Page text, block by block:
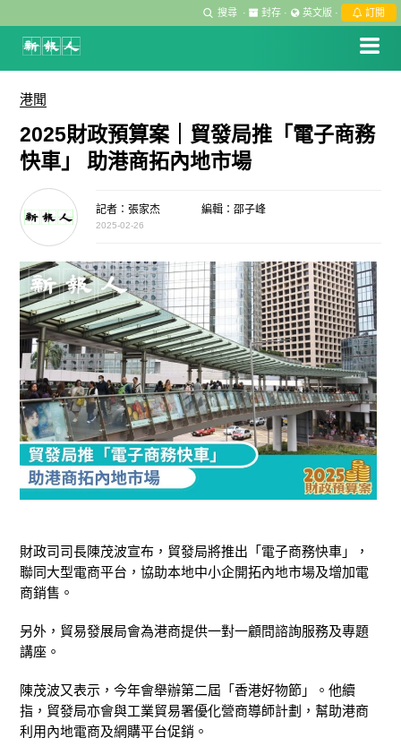
搜尋 · 封存 · 英文版 · 訂閱
港聞
2025財政預算案｜貿發局推「電子商務
快車」 助港商拓內地市場
記者：張家杰 編輯：邵子峰
2025-02-26
財政司司長陳茂波宣布，貿發局將推出「電子商務快車」，
聯同大型電商平台，協助本地中小企開拓內地市場及增加電
商銷售。
另外，貿易發展局會為港商提供一對一顧問諮詢服務及專題
講座。
陳茂波又表示，今年會舉辦第二屆「香港好物節」。他續
指，貿發局亦會與工業貿易署優化營商導師計劃，幫助港商
利用內地電商及網購平台促銷。